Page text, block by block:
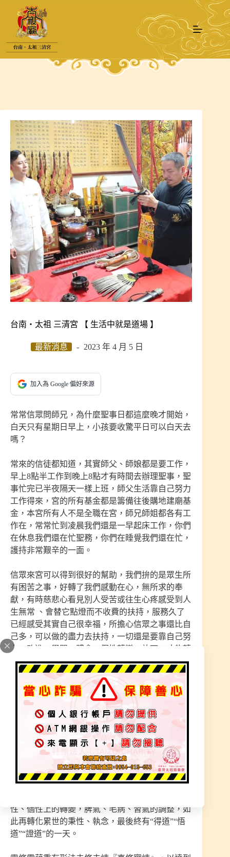
要
台南‧太祖 三清宮 【 生活中就是道場 】
最新消息 2023 年 4 月 5 日
加入為 Google 偏好來源
常常信眾問師兄，為什麼聖事日都這麼晚才開始，
白天只有星期日早上，小孩要收驚平日可以白天去
嗎？
常來的信徒都知道，其實師父、師娘都是要工作，
早上8點半工作到晚上8點才有時間去辦理聖事，聖
事忙完已半夜隔天一樣上班，師父生活靠自己努力
工作得來，宮的所有基金都是籌備往後購地建廟基
金，本宮所有人不是全職在宮，師兄師姐都各有工
作在，常常忙到凌晨我們還是一早起床工作，你們
在休息我們還在忙聖務，你們在睡覺我們還在忙，
護持非常艱辛的一面。
信眾來宮可以得到很好的幫助，我們拚的是眾生所
有困苦之事，好轉了我們感動在心，無所求的奉
獻，有時慈悲心看見別人受苦或往生心疼感受到人
生無常 、會替它點燈而不收費的扶持，服務久了
已經感受其實自己很幸福，所擔心信眾之事還比自
己多，可以做的盡力去扶持，一切還是要靠自己努
力、改進、學習、體會、個性轉變、放下，才能轉
變人生。
道祖師尊在厲害，服務神職人員只是一個普通人，
現實面也是要做好家庭觀念，努力工作、做人處
事，其實生活中就是最好的修行道場，如實、認
真、帶著覺察去生活，試著時時刻刻檢查自我，丟
棄自己的傲慢、貪求、期待與恐懼，慢慢體會領悟
其中道理含意，宗教給我們能量，可有信心突破自
我，走過人生苦煉，可體會所有苦，只求安穩生活
可幫助更多人轉變人生就是最開心的事。
性、個性上的轉變，脾氣、毛病、習氣的調整，如
此再轉化累世的秉性、執念，最後終有“得道”“悟
道”“證道”的一天。